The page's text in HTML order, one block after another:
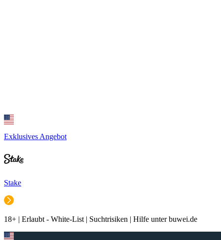
Exklusives Angebot
Stake
18+ | Erlaubt - White-List | Suchtrisiken | Hilfe unter buwei.de